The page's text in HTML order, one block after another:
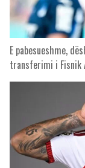
E pabesueshme,
transferimi i Fisnik